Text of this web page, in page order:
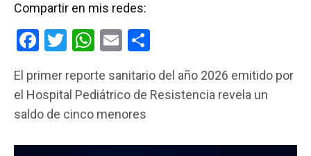
Compartir en mis redes:
F
ce
b
T
tt
er
W
at
s
E
ail m
p
El primer reporte sanitario del año 2026 emitido por
el Hospital Pediátrico de Resistencia revela un
saldo de cinco menores